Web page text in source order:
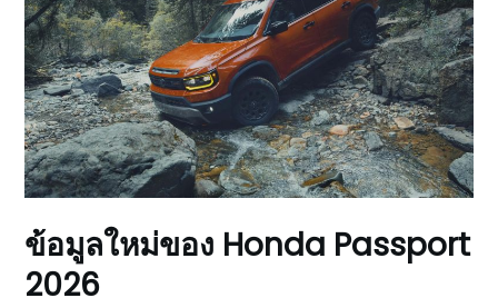
ข้อมูลใหม่ของ Honda Passport
2026